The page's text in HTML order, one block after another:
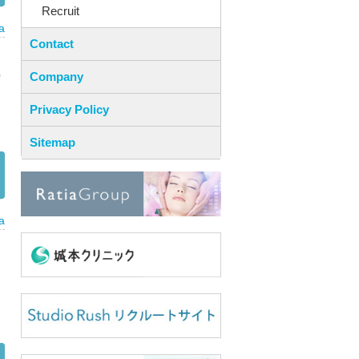
Recruit
Contact
Company
Privacy Policy
Sitemap